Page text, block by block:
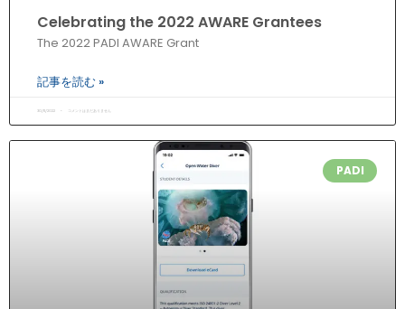
Celebrating the 2022 AWARE Grantees
The 2022 PADI AWARE Grant
記事を読む »
30/11/2022 コメントはまだありません
PADI